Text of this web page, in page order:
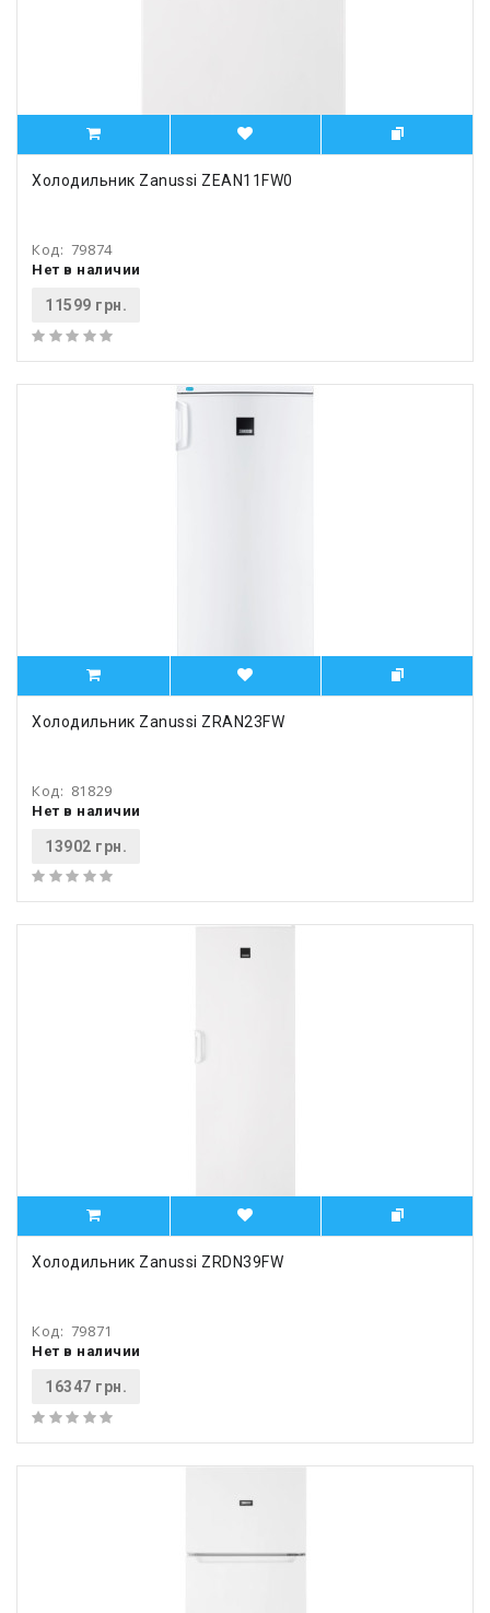
Холодильник Zanussi ZEAN11FW0
Код: 79874
Нет в наличии
11599 грн.
Холодильник Zanussi ZRAN23FW
Код: 81829
Нет в наличии
13902 грн.
Холодильник Zanussi ZRDN39FW
Код: 79871
Нет в наличии
16347 грн.